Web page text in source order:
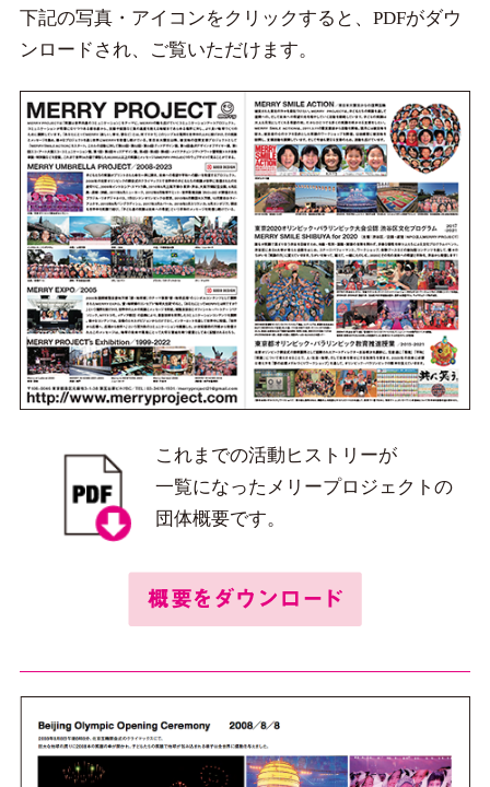
下記の写真・アイコンをクリックすると、PDFがダウ
ンロードされ、ご覧いただけます。
これまでの活動ヒストリーが
一覧になったメリープロジェクトの
団体概要です。